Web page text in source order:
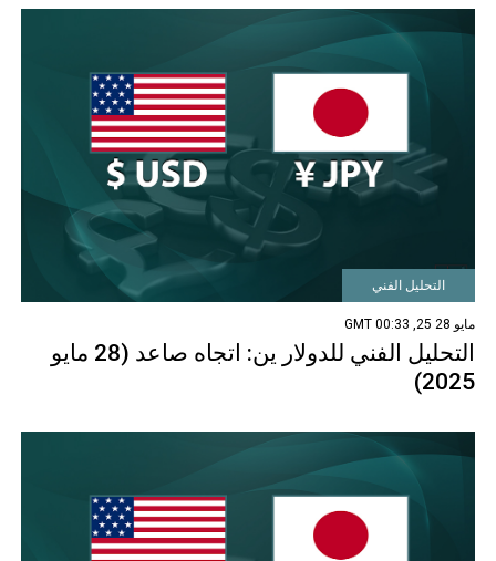
التحليل الفني
مايو 28 25, 00:33 GMT
التحليل الفني للدولار ين: اتجاه صاعد (28 مايو
2025)